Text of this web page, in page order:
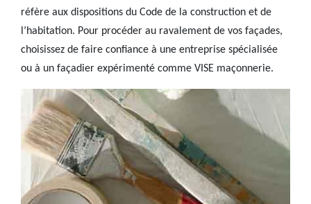
réfère aux dispositions du Code de la construction et de
l’habitation. Pour procéder au ravalement de vos façades,
choisissez de faire confiance à une entreprise spécialisée
ou à un façadier expérimenté comme VISE maçonnerie.